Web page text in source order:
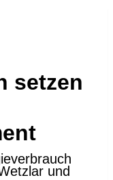
setzen
und